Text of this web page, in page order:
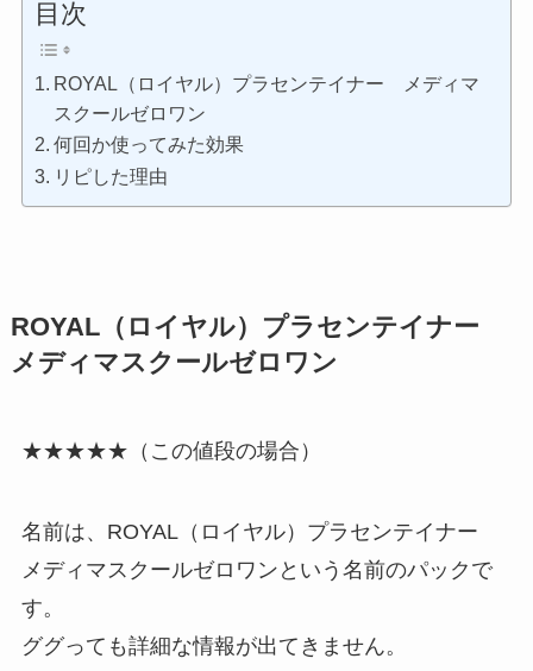
目次
ROYAL（ロイヤル）プラセンテイナー メディマ
スクールゼロワン
何回か使ってみた効果
リピした理由
ROYAL（ロイヤル）プラセンテイナー
メディマスクールゼロワン
★★★★★（この値段の場合）
名前は、ROYAL（ロイヤル）プラセンテイナー
メディマスクールゼロワンという名前のパックで
す。
ググっても詳細な情報が出てきません。